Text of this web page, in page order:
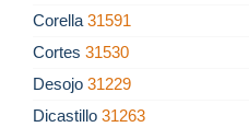
Corella 31591
Cortes 31530
Desojo 31229
Dicastillo 31263